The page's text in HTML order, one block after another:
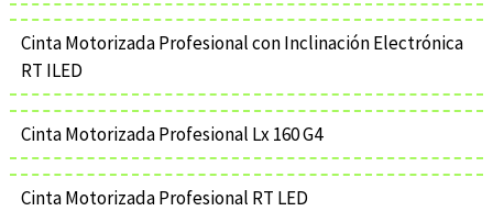
Cinta Motorizada Profesional con Inclinación Electrónica
RT ILED
Cinta Motorizada Profesional Lx 160 G4
Cinta Motorizada Profesional RT LED